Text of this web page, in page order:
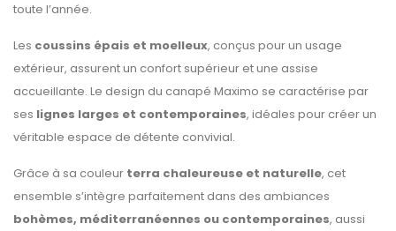
toute l’année.
Les coussins épais et moelleux, conçus pour un usage
extérieur, assurent un confort supérieur et une assise
accueillante. Le design du canapé Maximo se caractérise par
ses lignes larges et contemporaines, idéales pour créer un
véritable espace de détente convivial.
Grâce à sa couleur terra chaleureuse et naturelle, cet
ensemble s’intègre parfaitement dans des ambiances
bohèmes, méditerranéennes ou contemporaines, aussi